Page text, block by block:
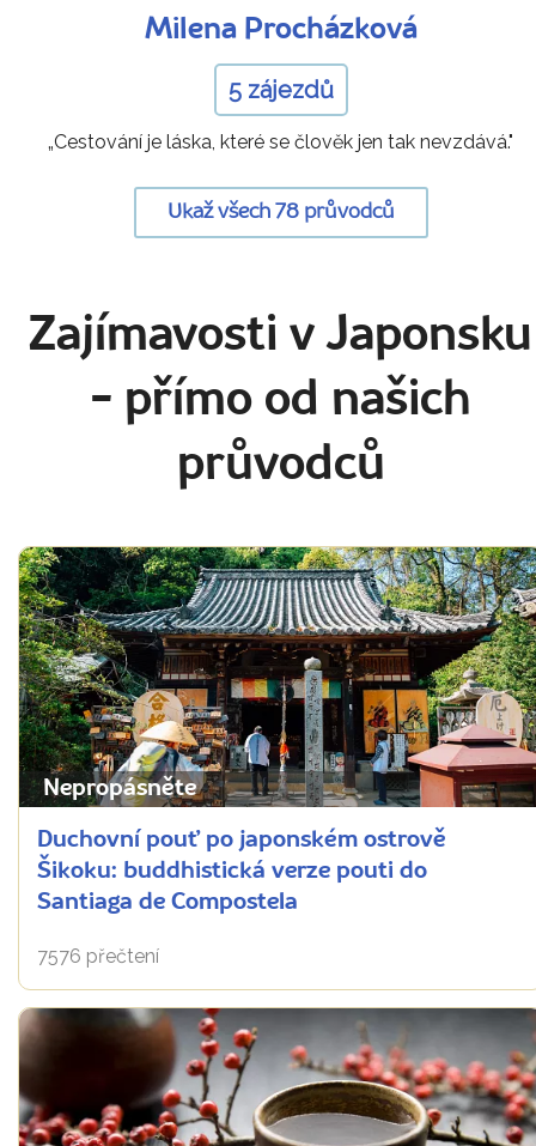
Milena Procházková
5 zájezdů
„Cestování je láska, které se člověk jen tak nevzdává."
Ukaž všech 78 průvodců
Zajímavosti v Japonsku
- přímo od našich
průvodců
Nepropásněte
Duchovní pouť po japonském ostrově
Šikoku: buddhistická verze pouti do
Santiaga de Compostela
7576 přečtení